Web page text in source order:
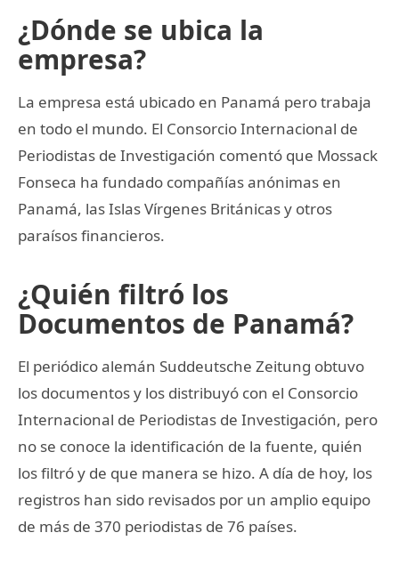
¿Dónde se ubica la
empresa?
La empresa está ubicado en Panamá pero trabaja
en todo el mundo. El Consorcio Internacional de
Periodistas de Investigación comentó que Mossack
Fonseca ha fundado compañías anónimas en
Panamá, las Islas Vírgenes Británicas y otros
paraísos financieros.
¿Quién filtró los
Documentos de Panamá?
El periódico alemán Suddeutsche Zeitung obtuvo
los documentos y los distribuyó con el Consorcio
Internacional de Periodistas de Investigación, pero
no se conoce la identificación de la fuente, quién
los filtró y de que manera se hizo. A día de hoy, los
registros han sido revisados por un amplio equipo
de más de 370 periodistas de 76 países.